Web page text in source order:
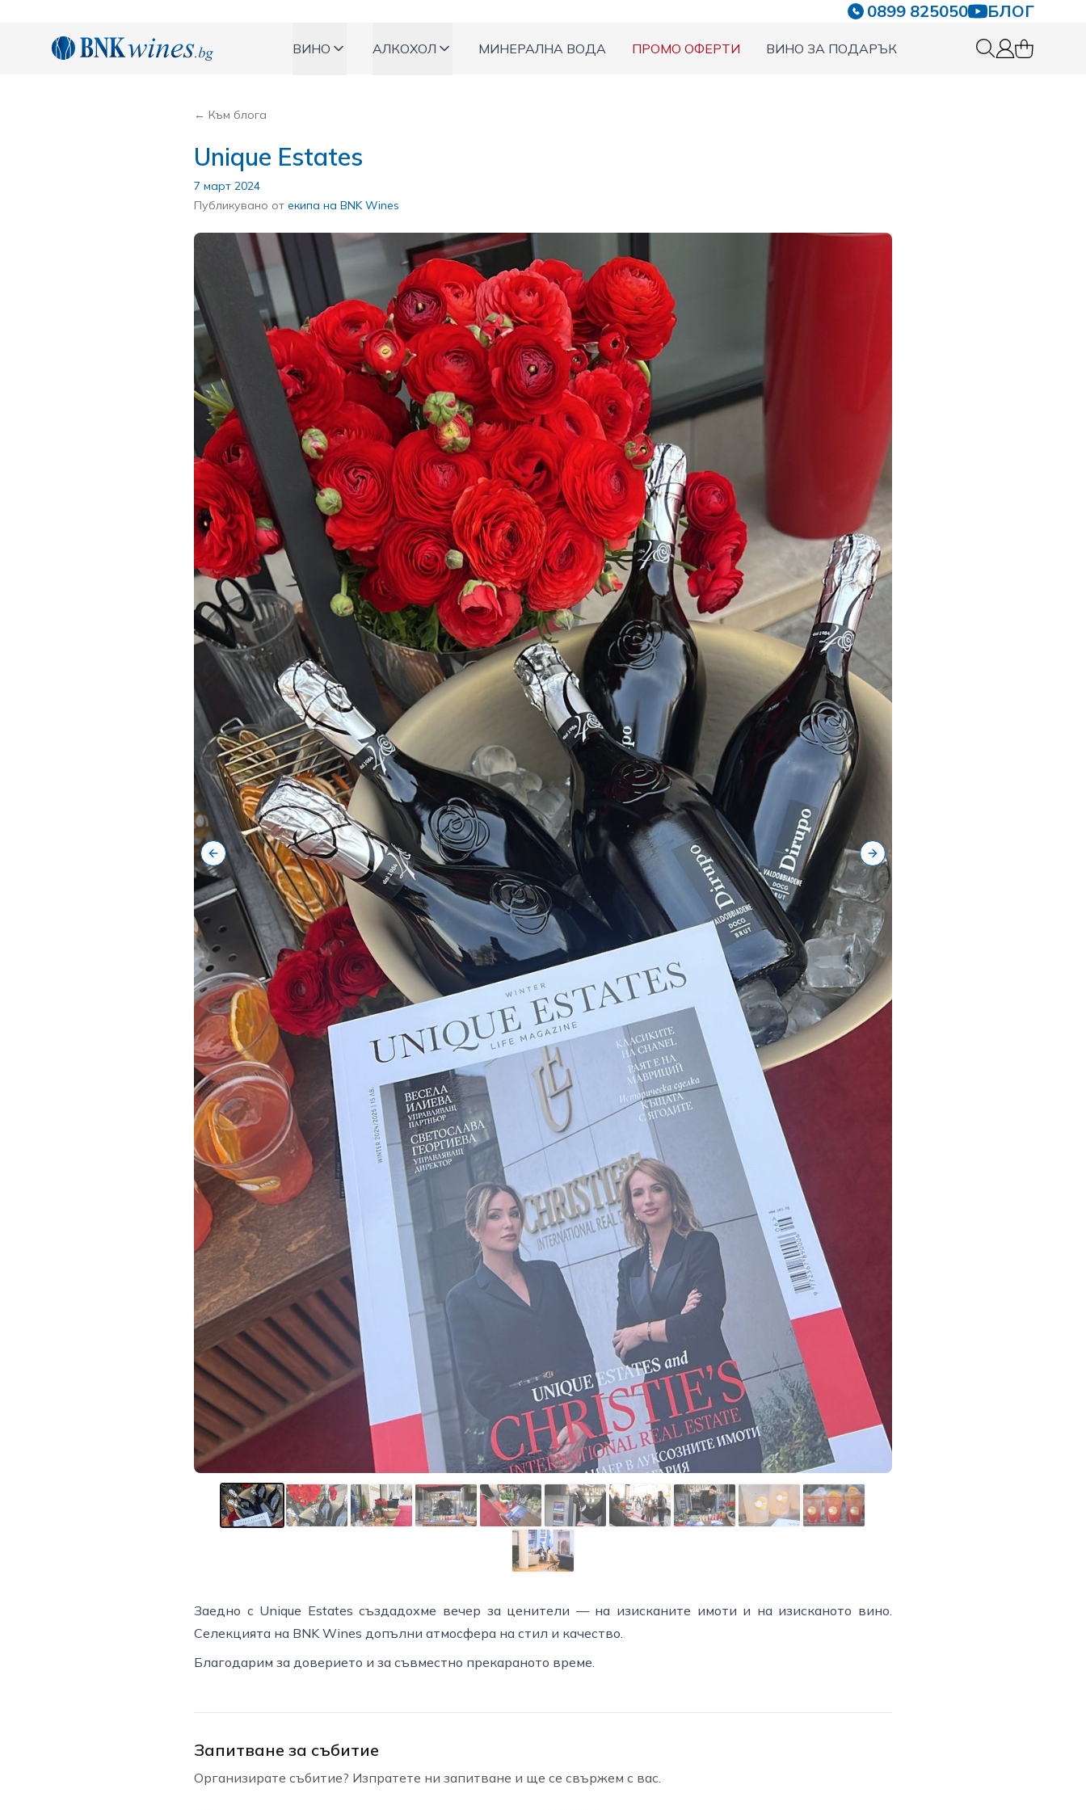
0899 825050 БЛОГ
BNKWines.bg ВИНО АЛКОХОЛ МИНЕРАЛНА ВОДА ПРОМО ОФЕРТИ
ВИНО ЗА ПОДАРЪК
0 items in
← Към блога
Unique Estates
7 март 2024
Публикувано от екипа на BNK Wines
Previous slide Next slide
Заедно с Unique Estates създадохме вечер за ценители — на изисканите имоти и на изисканото вино.
Селекцията на BNK Wines допълни атмосфера на стил и качество.
Благодарим за доверието и за съвместно прекараното време.
Запитване за събитие
Организирате събитие? Изпратете ни запитване и ще се свържем с вас.